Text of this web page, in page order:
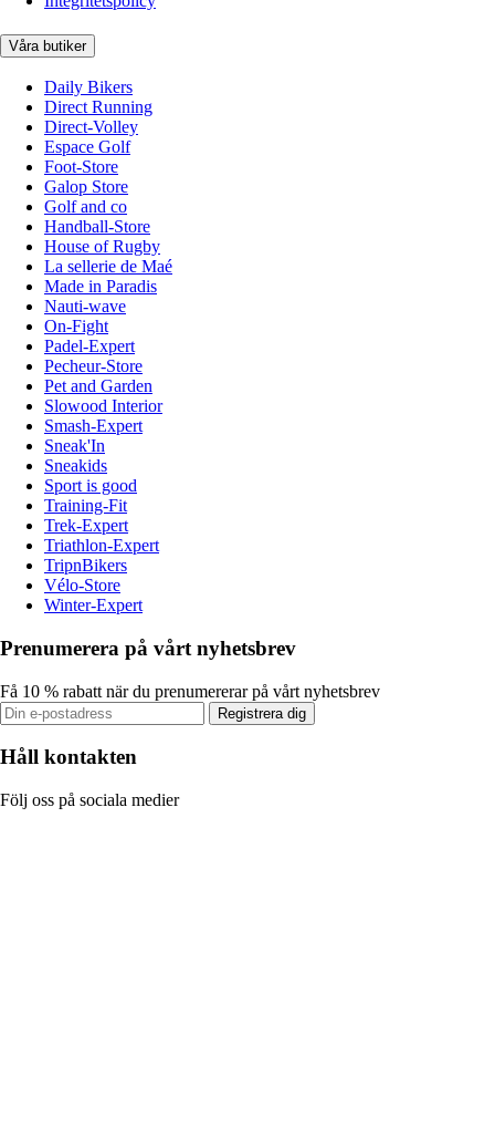
Våra butiker
Daily Bikers
Direct Running
Direct-Volley
Espace Golf
Foot-Store
Galop Store
Golf and co
Handball-Store
House of Rugby
La sellerie de Maé
Made in Paradis
Nauti-wave
On-Fight
Padel-Expert
Pecheur-Store
Pet and Garden
Slowood Interior
Smash-Expert
Sneak'In
Sneakids
Sport is good
Training-Fit
Trek-Expert
Triathlon-Expert
TripnBikers
Vélo-Store
Winter-Expert
Prenumerera på vårt nyhetsbrev
Få 10 % rabatt när du prenumererar på vårt nyhetsbrev
Registrera dig
Håll kontakten
Följ oss på sociala medier